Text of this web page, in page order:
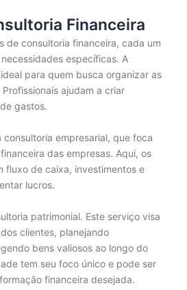
Financeira
de consultoria financeira, cada um
específicas. A
para quem busca organizar as
ajudam a criar
gastos.
consultoria empresarial, que foca
das empresas. Aqui, os
fluxo de caixa, investimentos e
lucros.
patrimonial. Este serviço visa
clientes, planejando
bens valiosos ao longo do
tem seu foco único e pode ser
financeira desejada.